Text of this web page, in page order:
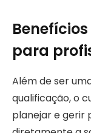
para
Além de ser
qualificação, o
planejar e gerir